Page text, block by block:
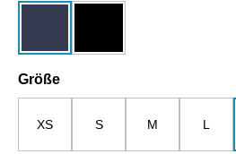
Größeauswählen
XS S M L